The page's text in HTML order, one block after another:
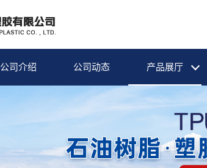
公司介绍 公司动态 产品展厅